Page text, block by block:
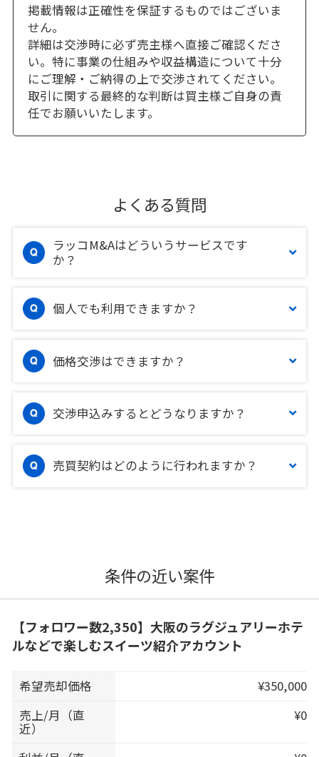
掲載情報は正確性を保証するものではございま
せん。
詳細は交渉時に必ず売主様へ直接ご確認くださ
い。特に事業の仕組みや収益構造について十分
にご理解・ご納得の上で交渉されてください。
取引に関する最終的な判断は買主様ご自身の責
任でお願いいたします。
よくある質問
ラッコM&Aはどういうサービスです
か？
個人でも利用できますか？
価格交渉はできますか？
交渉申込みするとどうなりますか？
売買契約はどのように行われますか？
条件の近い案件
【フォロワー数2,350】大阪のラグジュアリーホテ
ルなどで楽しむスイーツ紹介アカウント
希望売却価格
¥350,000
売上/月（直
近）
¥0